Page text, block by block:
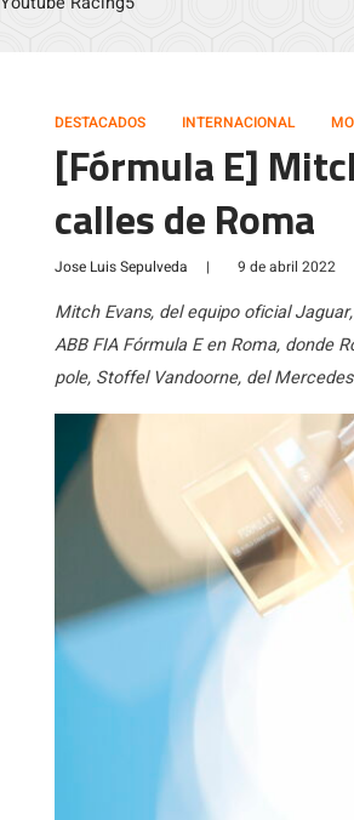
DESTACADOS INTERNACIONAL
[Fórmula E]
calles de Roma
Jose Luis Sepulveda | 9 de abril 2022
Mitch Evans, del equipo oficial
ABB FIA Fórmula E en Roma, donde
pole, Stoffel Vandoorne, del